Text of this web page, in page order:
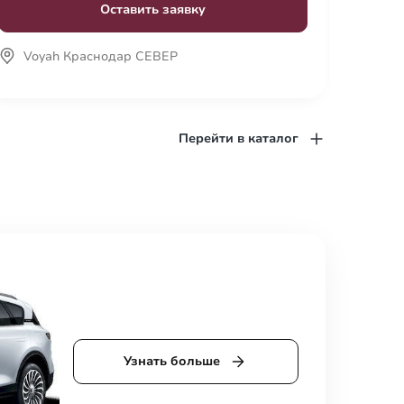
Оставить заявку
Voyah Краснодар СЕВЕР
Перейти в каталог
Узнать больше